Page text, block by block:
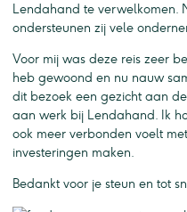
Lendahand te verwelkomen.
ondersteunen zij vele
Voor mij was deze reis zeer
heb gewoond en nu nauw
dit bezoek een gezicht aan
aan werk bij Lendahand. Ik
ook meer verbonden voelt
investeringen maken.
Bedankt voor je steun en tot